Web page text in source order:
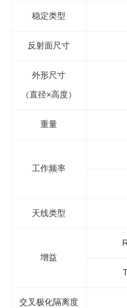
稳定类型
反射面尺寸
外形尺寸
（直径×高度）
重量
工作频率
天线类型
增益
交叉极化隔离度